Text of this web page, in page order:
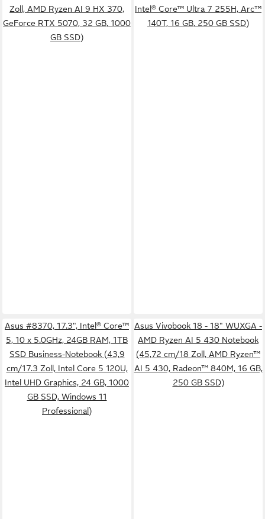
Zoll, AMD Ryzen AI 9 HX 370,
GeForce RTX 5070, 32 GB, 1000
GB SSD)
Intel® Core™ Ultra 7 255H, Arc™
140T, 16 GB, 250 GB SSD)
Asus #8370, 17.3", Intel® Core™
5, 10 x 5.0GHz, 24GB RAM, 1TB
SSD Business-Notebook (43,9
cm/17.3 Zoll, Intel Core 5 120U,
Intel UHD Graphics, 24 GB, 1000
GB SSD, Windows 11
Professional)
Asus Vivobook 18 - 18" WUXGA -
AMD Ryzen AI 5 430 Notebook
(45,72 cm/18 Zoll, AMD Ryzen™
AI 5 430, Radeon™ 840M, 16 GB,
250 GB SSD)